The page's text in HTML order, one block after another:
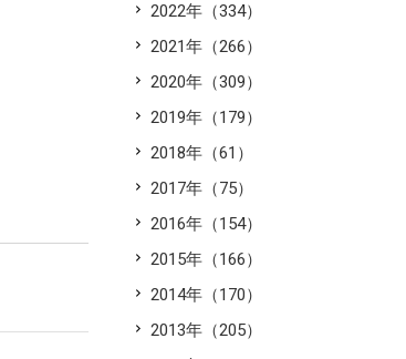
2022年（334）
2021年（266）
2020年（309）
2019年（179）
2018年（61）
2017年（75）
2016年（154）
2015年（166）
2014年（170）
2013年（205）